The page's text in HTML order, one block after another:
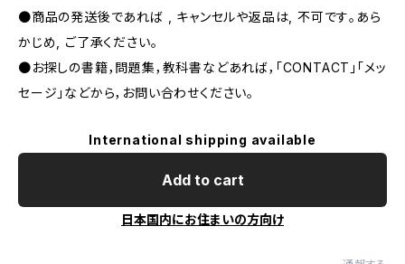
●商品の発送後であれば , キャンセルや返品は, 不可です｡あら
かじめ, ご了承ください｡
●お探しの書籍，問題集，教科書などあれば，「CONTACT」「メッ
セージ」などから，お問い合わせください。
International shipping available
Add to cart
日本国内にお住まいの方向け